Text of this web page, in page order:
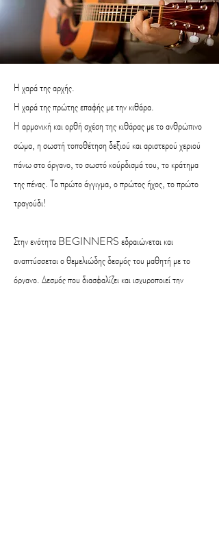
Η χαρά της αρχής.
Η χαρά της πρώτης επαφής με την κιθάρα.
Η αρμονική και ορθή σχέση της κιθάρας με το ανθρώπινο
σώμα, η σωστή τοποθέτηση δεξιού και αριστερού χεριού
πάνω στο όργανο, το σωστό κούρδισμά του, το κράτημα
της πένας. Το πρώτο άγγιγμα, ο πρώτος ήχος, το πρώτο
τραγούδι!
Στην ενότητα BEGINNERS εδραιώνεται και
αναπτύσσεται ο θεμελιώδης δεσμός του μαθητή με το
όργανο. Δεσμός που διασφαλίζει και ισχυροποιεί την